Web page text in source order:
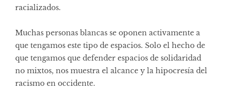
racializados.
Muchas personas blancas se oponen activamente a
que tengamos este tipo de espacios. Solo el hecho de
que tengamos que defender espacios de solidaridad
no mixtos, nos muestra el alcance y la hipocresía del
racismo en occidente.